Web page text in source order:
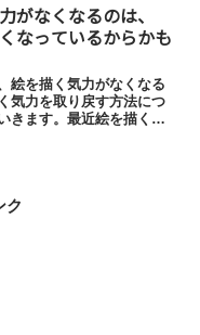
紹介する練習法を継続し
描けるようになりまし
がなくなるのは、
なっているからかも
絵を描く気力がなくなる
気力を取り戻す方法につ
きます。最近絵を描く気
ク